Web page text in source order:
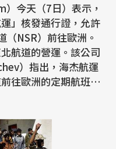
今天（7日）表示，
」核發通行證，允許
NSR）前往歐洲。
航道的營運。該公司
）指出，海杰航運
往歐洲的定期航班。